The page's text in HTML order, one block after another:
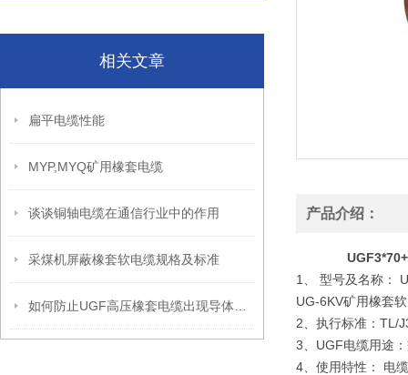
相关文章
扁平电缆性能
MYP,MYQ矿用橡套电缆
谈谈铜轴电缆在通信行业中的作用
采煤机屏蔽橡套软电缆规格及标准
产品介绍：
1、 型号及名称：
UG-6KV矿用橡套
2、执行标准：TL/
3、UGF电缆用途
4、使用特性： 电